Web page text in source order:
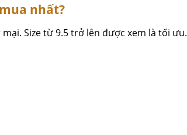
nhất?
Size từ 9.5 trở lên được xem là tối ưu.